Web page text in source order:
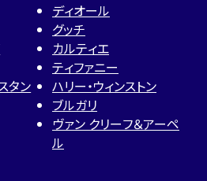
タン
ディオール
グッチ
カルティエ
ティファニー
ハリー・ウィンストン
ブルガリ
ヴァン クリーフ＆アーペ
ル